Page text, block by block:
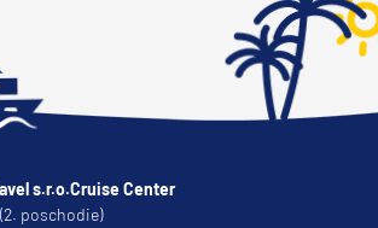
s.r.o.Cruise Center
poschodie)